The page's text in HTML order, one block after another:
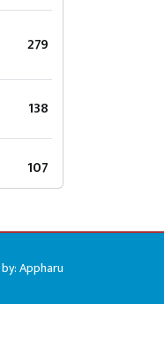
279
138
107
Appharu